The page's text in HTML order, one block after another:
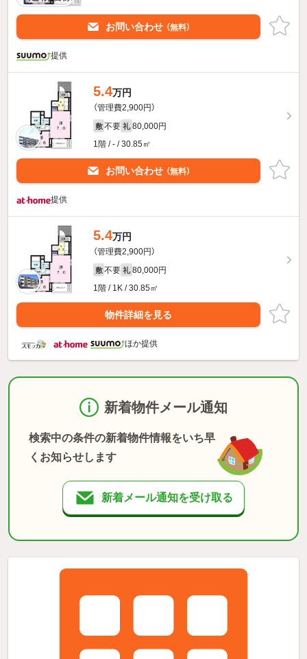
お問い合わせ （無料）
提供
5.4万円
（管理費2,900円）
敷 不要 礼 80,000円
1階 / - / 30.85㎡
お問い合わせ （無料）
提供
5.4万円
（管理費2,900円）
敷 不要 礼 80,000円
1階 / 1K / 30.85㎡
物件詳細を見る
ほか提供
新着物件メール通知
検索中の条件の新着物件情報をいち早
くお知らせします
新着メール通知を受け取る